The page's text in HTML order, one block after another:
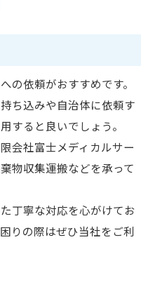
の依頼がおすすめです。
ち込みや自治体に依頼す
すると良いでしょう。
会社富士メディカルサー
物収集運搬などを承って
丁寧な対応を心がけてお
りの際はぜひ当社をご利